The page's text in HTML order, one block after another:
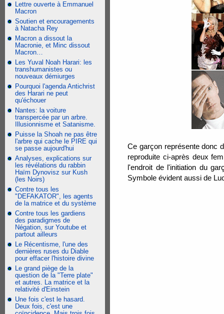
Lettre ouverte à Emmanuel
Macron
Soutien et encouragements
à Natacha Rey
Macron a dissout la
Macronie, et Minc dissout
Macron…
Les Yuval Noah Harari: les
transhumanistes ou
nouveaux démiurges
Pourquoi l'agenda Antichrist
des Harari ne peut
qu'échouer
Nantes: la voiture
transpercée par un arbre.
Illusionnisme et Satanisme.
Puisse la Shoah ne pas être
l'arbre qui cache le PIRE qui
se passe aujourd'hui
Analyses, explications sur
les révélations du rabbin
Haïm Dynovisz sur Kush
(les Noirs)
Contre tous les
"DEFAKATOR", les agents
de la matrice et du système
Contre tous les gardiens
des paradigmes de
Négation, sur Youtube et
partout ailleurs
Le Récentisme, l'une des
dernières ruses du Diable
pour effacer l'histoire divine
Le grand piège de la
question de la "Terre plate"
et autres. La matrice et la
relativité d'Einstein
Une fois c'est le hasard.
Deux fois, c'est une
Ce garçon représente donc
reproduite ci-après deux
l'endroit de l'initiation du
Symbole évident aussi de